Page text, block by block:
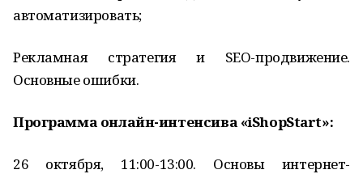
автоматизировать;
Рекламная стратегия и SEO-продвижение.
Основные ошибки.
Программа онлайн-интенсива «iShopStart»:
26 октября, 11:00-13:00. Основы интернет-